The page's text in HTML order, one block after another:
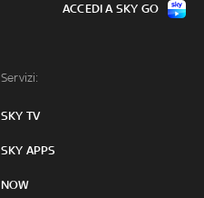
Servizi:
SKY TV
SKY APPS
NOW
ACCEDI A SKY GO